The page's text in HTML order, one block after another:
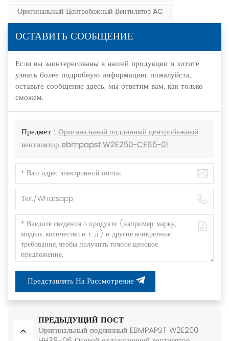
Оригинальный Центробежный Вентилятор AC
ОСТАВИТЬ СООБЩЕНИЕ
Если вы заинтересованы в нашей продукции и хотите
узнать более подробную информацию, пожалуйста,
оставьте сообщение здесь, мы ответим вам, как только
сможем.
Предмет : Оригинальный подлинный центробежный
вентилятор ebmpapst W2E250-CE65-01
Представлять На Рассмотрение
ПРЕДЫДУЩИЙ ПОСТ
Оригинальный подлинный EBMPAPST W2E200-